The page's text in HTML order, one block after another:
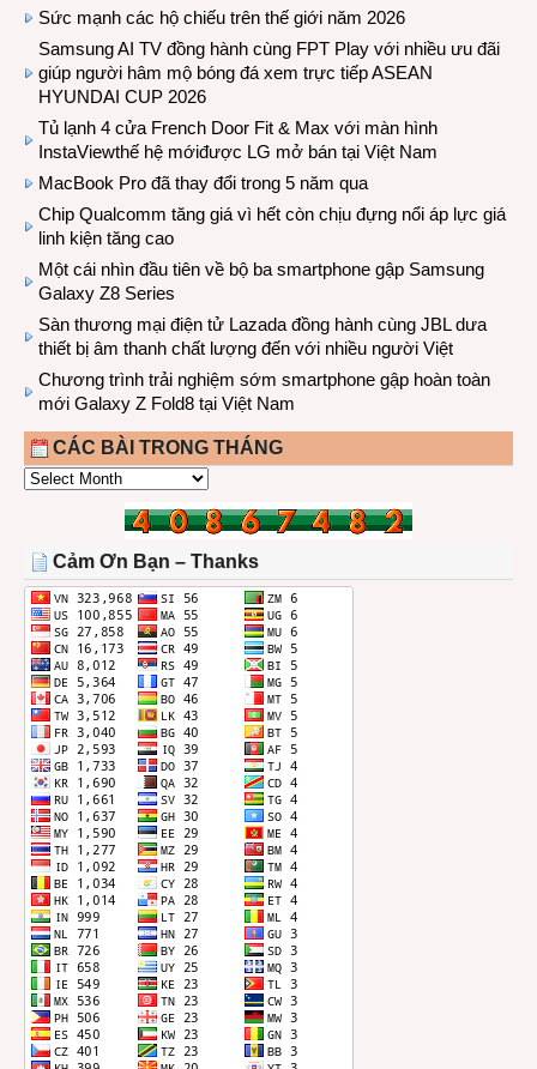
Sức mạnh các hộ chiếu trên thế giới năm 2026
Samsung AI TV đồng hành cùng FPT Play với nhiều ưu đãi
giúp người hâm mộ bóng đá xem trực tiếp ASEAN
HYUNDAI CUP 2026
Tủ lạnh 4 cửa French Door Fit & Max với màn hình
InstaViewthế hệ mớiđược LG mở bán tại Việt Nam
MacBook Pro đã thay đổi trong 5 năm qua
Chip Qualcomm tăng giá vì hết còn chịu đựng nổi áp lực giá
linh kiện tăng cao
Một cái nhìn đầu tiên về bộ ba smartphone gập Samsung
Galaxy Z8 Series
Sàn thương mại điện tử Lazada đồng hành cùng JBL dưa
thiết bị âm thanh chất lượng đến với nhiều người Việt
Chương trình trải nghiệm sớm smartphone gập hoàn toàn
mới Galaxy Z Fold8 tại Việt Nam
CÁC BÀI TRONG THÁNG
CÁC
THÁNG
Cảm Ơn Bạn – Thanks